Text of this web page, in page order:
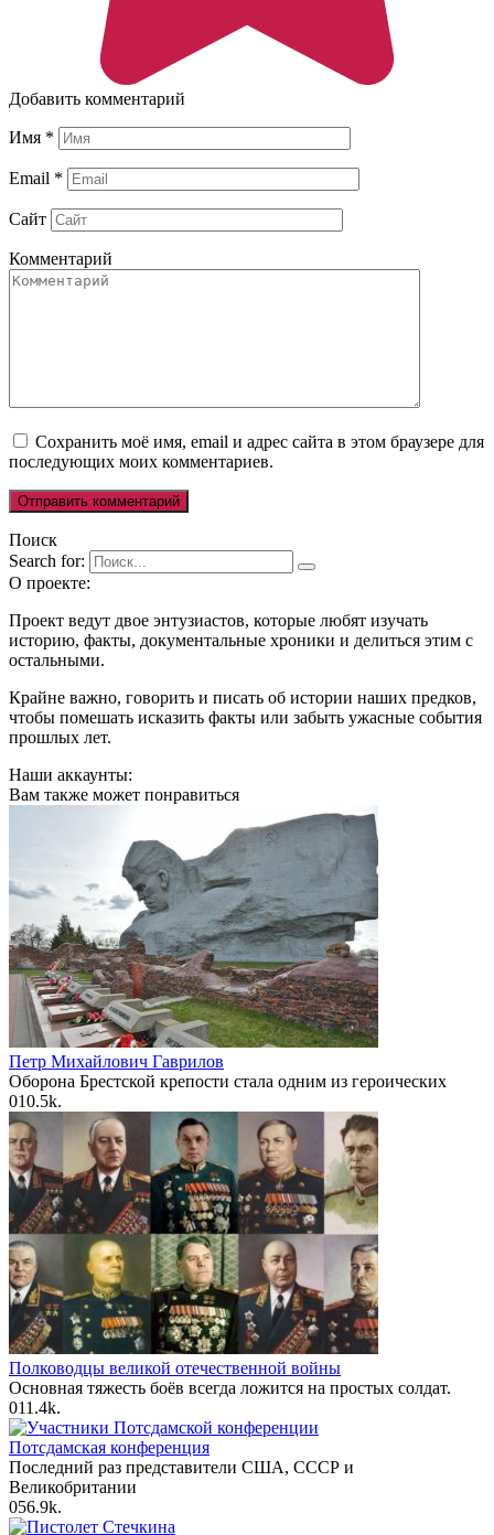
Добавить комментарий
Имя *
Email *
Сайт
Комментарий
Сохранить моё имя, email и адрес сайта в этом браузере для
последующих моих комментариев.
Поиск
Search for:
О проекте:
Проект ведут двое энтузиастов, которые любят изучать
историю, факты, документальные хроники и делиться этим с
остальными.
Крайне важно, говорить и писать об истории наших предков,
чтобы помешать исказить факты или забыть ужасные события
прошлых лет.
Наши аккаунты:
Вам также может понравиться
Петр Михайлович Гаврилов
Оборона Брестской крепости стала одним из героических
010.5k.
Полководцы великой отечественной войны
Основная тяжесть боёв всегда ложится на простых солдат.
011.4k.
Потсдамская конференция
Последний раз представители США, СССР и
Великобритании
056.9k.